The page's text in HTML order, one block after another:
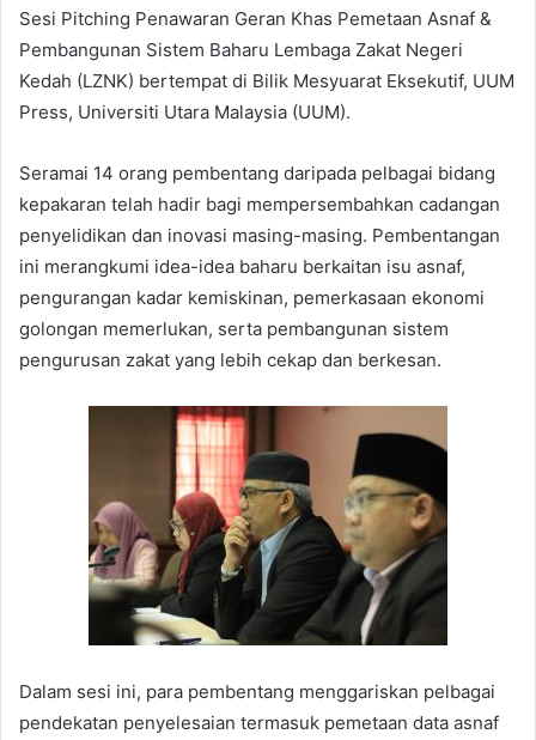
Sesi Pitching Penawaran Geran Khas Pemetaan Asnaf &
Pembangunan Sistem Baharu Lembaga Zakat Negeri
Kedah (LZNK) bertempat di Bilik Mesyuarat Eksekutif, UUM
Press, Universiti Utara Malaysia (UUM).
Seramai 14 orang pembentang daripada pelbagai bidang
kepakaran telah hadir bagi mempersembahkan cadangan
penyelidikan dan inovasi masing-masing. Pembentangan
ini merangkumi idea-idea baharu berkaitan isu asnaf,
pengurangan kadar kemiskinan, pemerkasaan ekonomi
golongan memerlukan, serta pembangunan sistem
pengurusan zakat yang lebih cekap dan berkesan.
Dalam sesi ini, para pembentang menggariskan pelbagai
pendekatan penyelesaian termasuk pemetaan data asnaf